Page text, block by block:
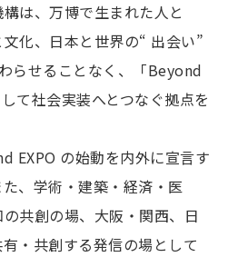
は、万博で生まれた人と
化、日本と世界の“ 出会い”
らせることなく、「Beyond
て社会実装へとつなぐ拠点を
EXPO の始動を内外に宣言す
、学術・建築・経済・医
共創の場、大阪・関西、日
・共創する発信の場として